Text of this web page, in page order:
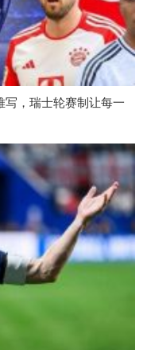
写，瑞士轮赛制让每一